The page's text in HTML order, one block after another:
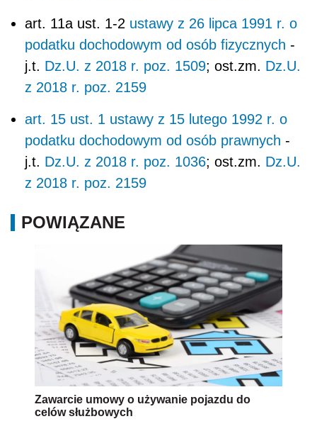
art. 11a ust. 1-2 ustawy z 26 lipca 1991 r. o
podatku dochodowym od osób fizycznych -
j.t. Dz.U. z 2018 r. poz. 1509; ost.zm. Dz.U.
z 2018 r. poz. 2159
art. 15 ust. 1 ustawy z 15 lutego 1992 r. o
podatku dochodowym od osób prawnych -
j.t. Dz.U. z 2018 r. poz. 1036; ost.zm. Dz.U.
z 2018 r. poz. 2159
POWIĄZANE
Zawarcie umowy o używanie pojazdu do
celów służbowych